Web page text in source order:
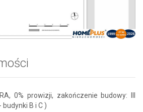
0% prowizji, zakończenie budowy: III
budynki B i C )